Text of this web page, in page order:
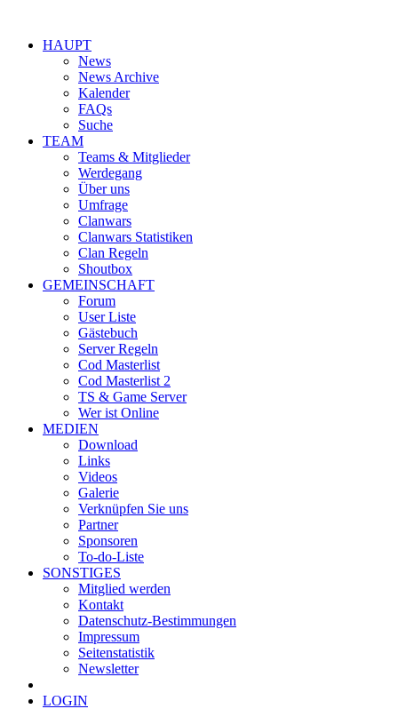
HAUPT
News
News Archive
Kalender
FAQs
Suche
TEAM
Teams & Mitglieder
Werdegang
Über uns
Umfrage
Clanwars
Clanwars Statistiken
Clan Regeln
Shoutbox
GEMEINSCHAFT
Forum
User Liste
Gästebuch
Server Regeln
Cod Masterlist
Cod Masterlist 2
TS & Game Server
Wer ist Online
MEDIEN
Download
Links
Videos
Galerie
Verknüpfen Sie uns
Partner
Sponsoren
To-do-Liste
SONSTIGES
Mitglied werden
Kontakt
Datenschutz-Bestimmungen
Impressum
Seitenstatistik
Newsletter
LOGIN